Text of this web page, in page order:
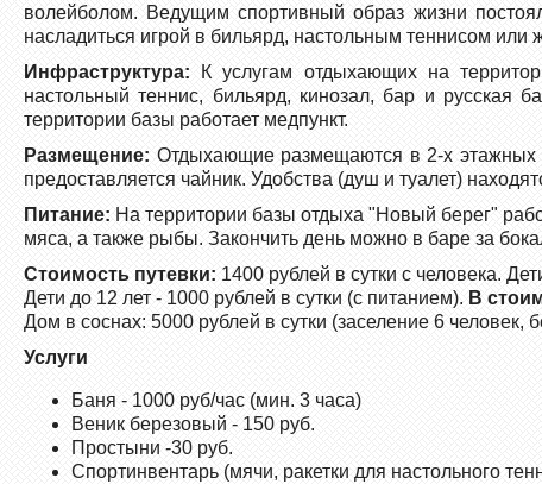
волейболом. Ведущим спортивный образ жизни
насладиться игрой в бильярд, настольным теннисом
Инфраструктура: К услугам отдыхающих на
настольный теннис, бильярд, кинозал, бар и русская
территории базы работает медпункт.
Размещение: Отдыхающие размещаются в 2-х этажных
предоставляется чайник. Удобства (душ и туалет)
Питание: На территории базы отдыха "Новый берег"
мяса, а также рыбы. Закончить день можно в баре за
Стоимость путевки: 1400 рублей в сутки с человека.
Дети до 12 лет - 1000 рублей в сутки (с питанием). В
Дом в соснах: 5000 рублей в сутки (заселение 6 человек,
Услуги
Баня - 1000 руб/час (мин. 3 часа)
Веник березовый - 150 руб.
Простыни -30 руб.
Спортинвентарь (мячи, ракетки для настольного